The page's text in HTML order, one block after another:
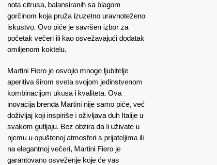
nota citrusa, balansiranih sa blagom
gorčinom koja pruža izuzetno uravnoteženo
iskustvo. Ovo piće je savršen izbor za
početak večeri ili kao osvežavajući dodatak
omiljenom koktelu.
Martini Fiero je osvojio mnoge ljubitelje
aperitiva širom sveta svojom jedinstvenom
kombinacijom ukusa i kvaliteta. Ova
inovacija brenda Martini nije samo piće, već
doživljaj koji inspiriše i oživljava duh Italije u
svakom gutljaju. Bez obzira da li uživate u
njemu u opuštenoj atmosferi s prijateljima ili
na elegantnoj večeri, Martini Fiero je
garantovano osveženje koje će vas